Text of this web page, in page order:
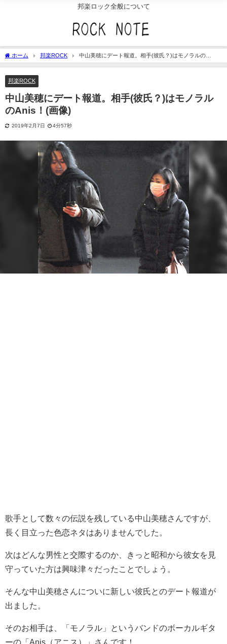
邦楽ロック全般について
ホーム 邦楽ROCK
中山美穂にデート報道。相手(彼氏？)はモノラルの
Anis！(画像)
邦楽ROCK
中山美穂にデート報道。相手(彼氏？)はモノラル
のAnis！(画像)
2019年2月7日 4分57秒
歌手として数々の伝説を残している中山美穂さんですが、
長く目立った色恋ネタはありませんでした。
次はどんな男性と交際するのか、きっと昭和から彼女を見
守っていた方は興味津々だったことでしょう。
そんな中山美穂さんについに新しい彼氏とのデート報道が
出ました。
そのお相手は、「モノラル」というバンドのボーカルギタ
ーの「Anis（アニス）」さんです！